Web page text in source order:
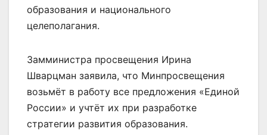
образования и национального
целеполагания.
Замминистра просвещения Ирина
Шварцман заявила, что Минпросвещения
возьмёт в работу все предложения «Единой
России» и учтёт их при разработке
стратегии развития образования.